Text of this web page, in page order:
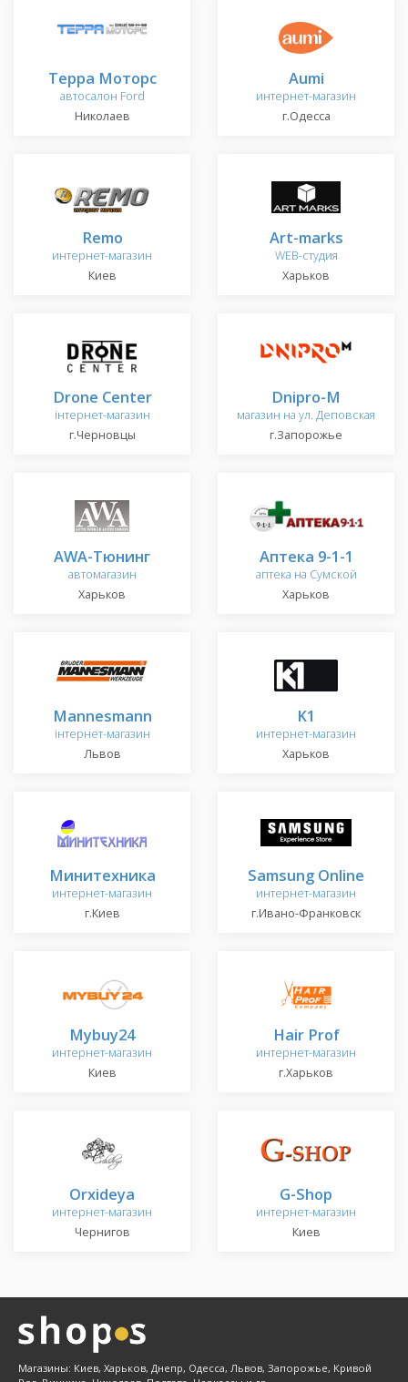
Терра Моторс
автосалон Ford
Николаев
Aumi
интернет-магазин
г.Одесса
Remo
интернет-магазин
Киев
Art-marks
WEB-студия
Харьков
Drone Center
інтернет-магазин
г.Черновцы
Dnipro-M
магазин на ул. Деповская
г.Запорожье
AWA-Tюнинг
автомагазин
Харьков
Аптека 9-1-1
аптека на Сумской
Харьков
Mannesmann
інтернет-магазин
Львов
K1
интернет-магазин
Харьков
Минитехника
интернет-магазин
г.Киев
Samsung Online
интернет-магазин
г.Ивано-Франковск
Mybuy24
интернет-магазин
Киев
Hair Prof
интернет-магазин
г.Харьков
Orxideya
интернет-магазин
Чернигов
G-Shop
интернет-магазин
Киев
Магазины: Киев, Харьков, Днепр, Одесса, Львов, Запорожье, Кривой